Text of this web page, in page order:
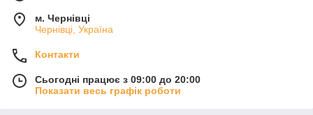
м. Чернівці
Чернівці, Україна
Контакти
Сьогодні працює з 09:00 до 20:00
Показати весь графік роботи